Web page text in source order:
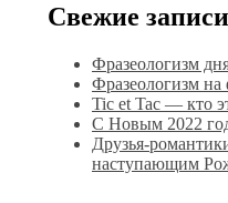
Свежие записи
Фразеологизм
Фразеологизм на
Tic et Tac — кто
С Новым 2022
Друзья-
наступающим